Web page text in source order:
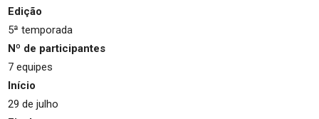
Edição
5ª temporada
Nº de participantes
7 equipes
Início
29 de julho